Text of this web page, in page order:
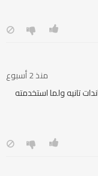
منذ 2 أسبوع
تانيه ولما استخدمته